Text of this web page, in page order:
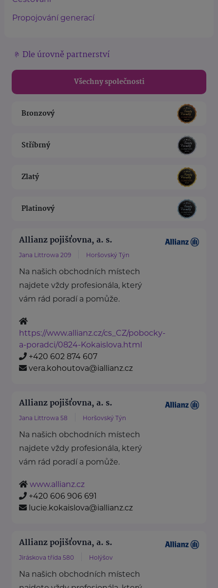
Propojování generací
Dle úrovně partnerství
Všechny společnosti
Bronzový
Stříbrný
Zlatý
Platinový
Allianz pojišťovna, a. s.
Jana Littrowa 209 Horšovský Týn
Na našich obchodních místech
najdete vždy profesionála, který
vám rád poradí a pomůže.
https://www.allianz.cz/cs_CZ/pobocky-
a-poradci/0824-Kokaislova.html
+420 602 874 607
vera.kohoutova@iallianz.cz
Allianz pojišťovna, a. s.
Jana Littrowa 58 Horšovský Týn
Na našich obchodních místech
najdete vždy profesionála, který
vám rád poradí a pomůže.
www.allianz.cz
+420 606 906 691
lucie.kokaislova@iallianz.cz
Allianz pojišťovna, a. s.
Jiráskova třída 580 Holýšov
Na našich obchodních místech